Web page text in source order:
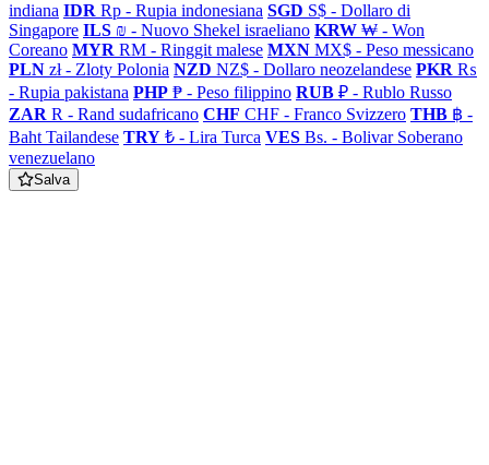
indiana IDR Rp - Rupia indonesiana SGD S$ - Dollaro di
Singapore ILS ₪ - Nuovo Shekel israeliano KRW ₩ - Won
Coreano MYR RM - Ringgit malese MXN MX$ - Peso messicano
PLN zł - Zloty Polonia NZD NZ$ - Dollaro neozelandese PKR ₨
- Rupia pakistana PHP ₱ - Peso filippino RUB ₽ - Rublo Russo
ZAR R - Rand sudafricano CHF CHF - Franco Svizzero THB ฿ -
Baht Tailandese TRY ₺ - Lira Turca VES Bs. - Bolivar Soberano
venezuelano
Salva